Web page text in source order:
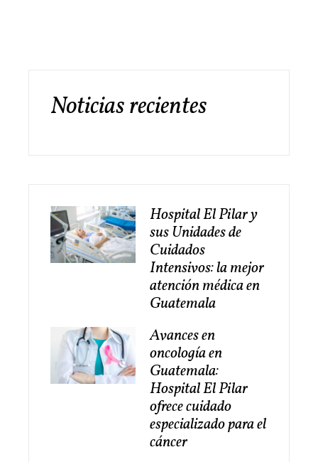
Noticias recientes
Hospital El Pilar y
sus Unidades de
Cuidados
Intensivos: la mejor
atención médica en
Guatemala
Avances en
oncología en
Guatemala:
Hospital El Pilar
ofrece cuidado
especializado para el
cáncer